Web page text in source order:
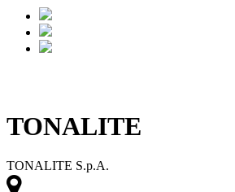
TONALITE
TONALITE S.p.A.